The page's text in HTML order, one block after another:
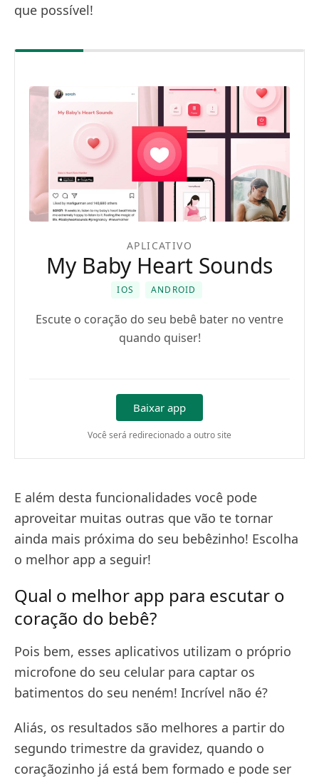
que possível!
APLICATIVO
My Baby Heart Sounds
IOS ANDROID
Escute o coração do seu bebê bater no ventre
quando quiser!
Baixar app
Você será redirecionado a outro site
E além desta funcionalidades você pode
aproveitar muitas outras que vão te tornar
ainda mais próxima do seu bebêzinho! Escolha
o melhor app a seguir!
Qual o melhor app para escutar o
coração do bebê?
Pois bem, esses aplicativos utilizam o próprio
microfone do seu celular para captar os
batimentos do seu neném! Incrível não é?
Aliás, os resultados são melhores a partir do
segundo trimestre da gravidez, quando o
coraçãozinho já está bem formado e pode ser